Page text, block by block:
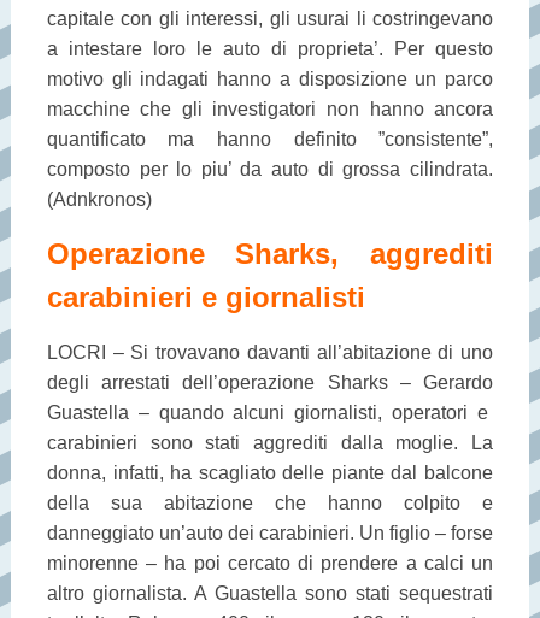
capitale con gli interessi, gli usurai li costringevano
a intestare loro le auto di proprieta’. Per questo
motivo gli indagati hanno a disposizione un parco
macchine che gli investigatori non hanno ancora
quantificato ma hanno definito ”consistente”,
composto per lo piu’ da auto di grossa cilindrata.
(Adnkronos)
Operazione Sharks, aggrediti
carabinieri e giornalisti
LOCRI – Si trovavano davanti all’abitazione di uno
degli arrestati dell’operazione Sharks – Gerardo
Guastella – quando alcuni giornalisti, operatori e
carabinieri sono stati aggrediti dalla moglie. La
donna, infatti, ha scagliato delle piante dal balcone
della sua abitazione che hanno colpito e
danneggiato un’auto dei carabinieri. Un figlio – forse
minorenne – ha poi cercato di prendere a calci un
altro giornalista. A Guastella sono stati sequestrati